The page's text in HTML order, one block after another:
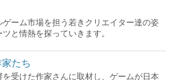
ゲーム市場を担う若きクリエイター達の姿
と情熱を探っていきます。
たち
受けた作家さんに取材し、ゲームが日本